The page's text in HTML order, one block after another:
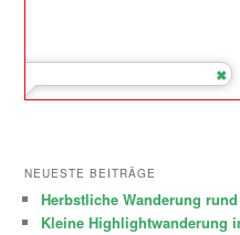
NEUESTE BEITRÄGE
Herbstliche Wanderung
Kleine Highlightwanderung